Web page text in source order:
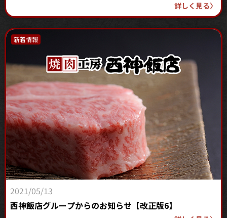
詳しく見る〉
新着情報
2021/05/13
西神飯店グループからのお知らせ【改正版6】